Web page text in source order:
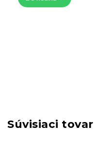
Súvisiaci tovar